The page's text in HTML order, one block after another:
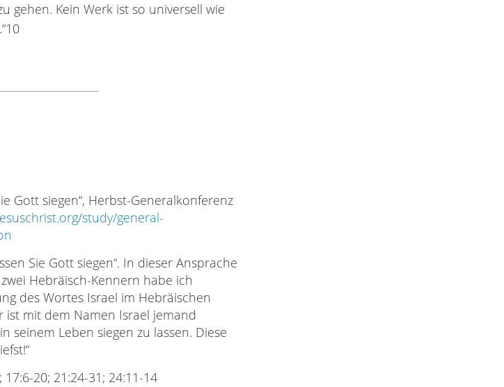
gehen. Kein Werk ist so universell wie
Gott siegen“, Herbst-Generalkonferenz
study/general-
Sie Gott siegen“. In dieser Ansprache
Hebräisch-Kennern habe ich
des Wortes Israel im Hebräischen
ist mit dem Namen Israel jemand
seinem Leben siegen zu lassen. Diese
20; 21:24-31; 24:11-14